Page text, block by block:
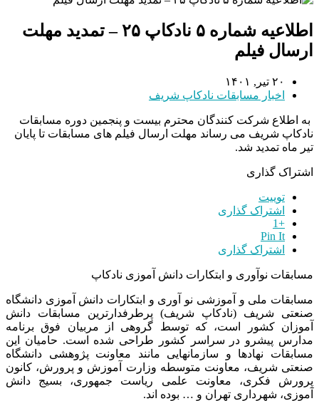
اطلاعیه شماره ۵ نادکاپ ۲۵ – تمدید مهلت
ارسال فیلم
۲۰ تیر, ۱۴۰۱
اخبار مسابقات نادکاپ شریف
به اطلاع شرکت کنندگان محترم بیست و پنجمین دوره مسابقات
نادکاپ شریف می رساند مهلت ارسال فیلم های مسابقات تا پایان
تیر ماه تمدید شد.
اشتراک گذاری
توییت
اشتراک گذاری
+1
Pin It
اشتراک گذاری
مسابقات نوآوری و ابتکارات دانش آموزی نادکاپ
مسابقات ملی و آموزشی نو آوری و ابتکارات دانش آموزی دانشگاه
صنعتی شریف (نادکاپ شریف) پرطرفدارترین مسابقات دانش
آموزان کشور است، که توسط گروهی از مربیان فوق برنامه
مدارس پیشرو در سراسر کشور طراحی شده است. حامیان این
مسابقات نهادها و سازمانهایی مانند معاونت پژوهشی دانشگاه
صنعتی شریف، معاونت متوسطه وزارت آموزش و پرورش، کانون
پرورش فکری، معاونت علمی ریاست جمهوری، بسیج دانش
آموزی، شهرداری تهران و … بوده اند.